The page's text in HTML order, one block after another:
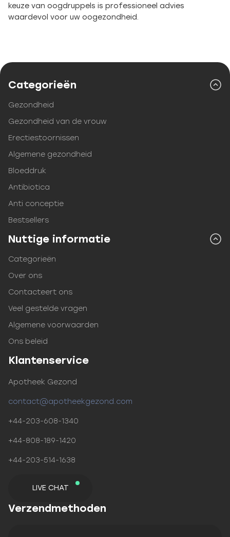
keuze van oogdruppels is professioneel advies
waardevol voor uw oogezondheid.
Categorieën
Gezondheid
Gezondheid van de vrouw
Erectiestoornissen
Algemene gezondheid
Bloeddruk
Antibiotica
Anti conceptie
Bestsellers
Nuttige informatie
Categorieën
Over ons
Contacteert ons
Veel gestelde vragen
Algemene voorwaarden
Ons beleid
Klantenservice
Apotheek Gezond
contact@apotheekgezond.com
+44-203-608-1340
+44-808-189-1420
+44-203-514-1638
LIVE CHAT
Verzendmethoden